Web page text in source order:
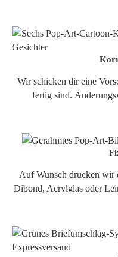
Wir schicken dir eine
fertig sind.
Auf Wunsch drucken wir
Dibond, Acrylglas oder